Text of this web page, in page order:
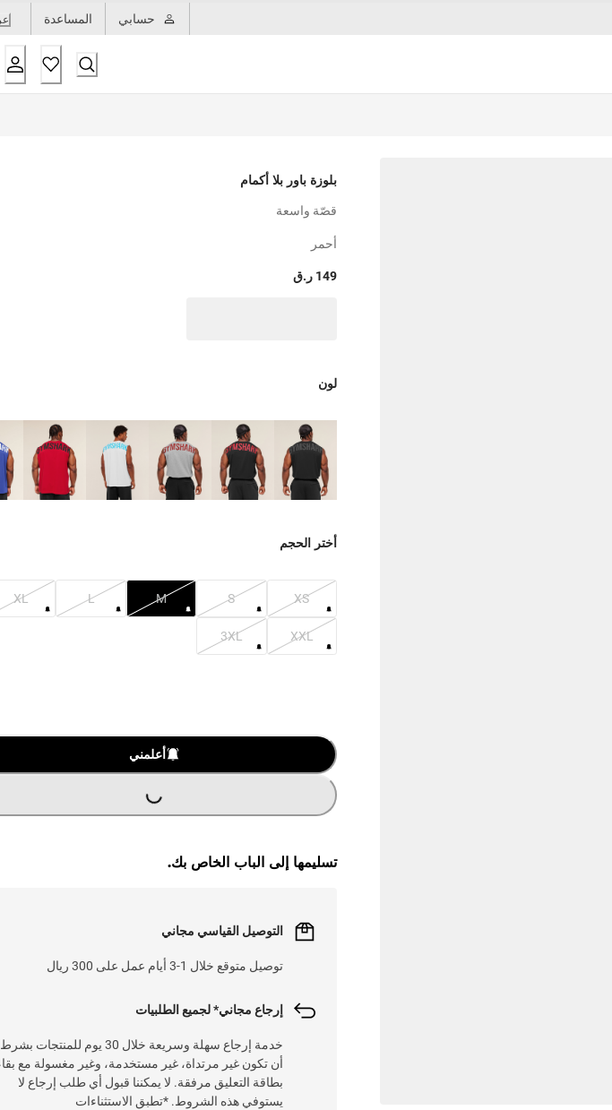
حسابي المساعدة
بلوزة باور بلا أكمام
قصّة واسعة
أحمر
149 ر.ق
لون
أختر الحجم
XS
S
M
L
XL
XXL
3XL
أعلمني
L
O
A
D
I
N
G
.
.
.
تسليمها إلى الباب الخاص بك.
التوصيل القياسي مجاني
توصيل متوقع خلال 1-3 أيام عمل على 300 ريال
إرجاع مجاني* لجميع الطلبيات
خدمة إرجاع سهلة وسريعة خلال 30 يوم للمنتجات بشرط
أن تكون غير مرتداة، غير مستخدمة، وغير مغسولة مع
بطاقة التعليق مرفقة. لا يمكننا قبول أي طلب إرجاع لا
يستوفي هذه الشروط. *تطبق الاستثناءات